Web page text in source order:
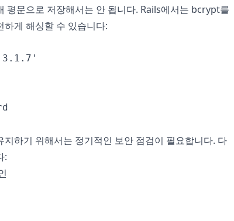
평문으로 저장해서는 안 됩니다. Rails에서는 bcrypt를
게 해싱할 수 있습니다:
지하기 위해서는 정기적인 보안 점검이 필요합니다. 다
: